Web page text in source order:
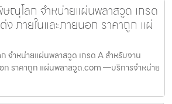
ณุโลก จำหน่ายแผ่นพลาสวูด เกรด
ภายในและภายนอก ราคาถูก แผ่
จำหน่ายแผ่นพลาสวูด เกรด A สำหรับงาน
ก ราคาถูก แผ่นพลาสวูด.com —บริการจำหน่าย